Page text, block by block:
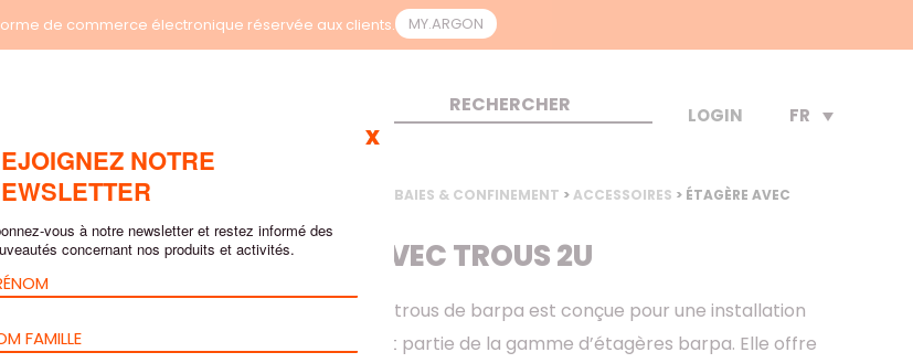
de commerce électronique réservée aux clients. MY.ARGON
LOGIN FR
BAIES & CONFINEMENT >ACCESSOIRES > ÉTAGÈRE AVEC
ÉTAGÈRE AVEC TROUS 2U
L’étagère 2U avec trous de barpa est conçue pour une installation
standard 19’’ et fait partie de la gamme d’étagères barpa. Elle offre
NOTRE
vous à notre newsletter et restez informé des
concernant nos produits et activités.
x